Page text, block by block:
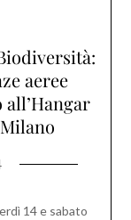
aeree
all’Hangar
14 e sabato